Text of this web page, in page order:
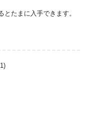
たまに入手できます。